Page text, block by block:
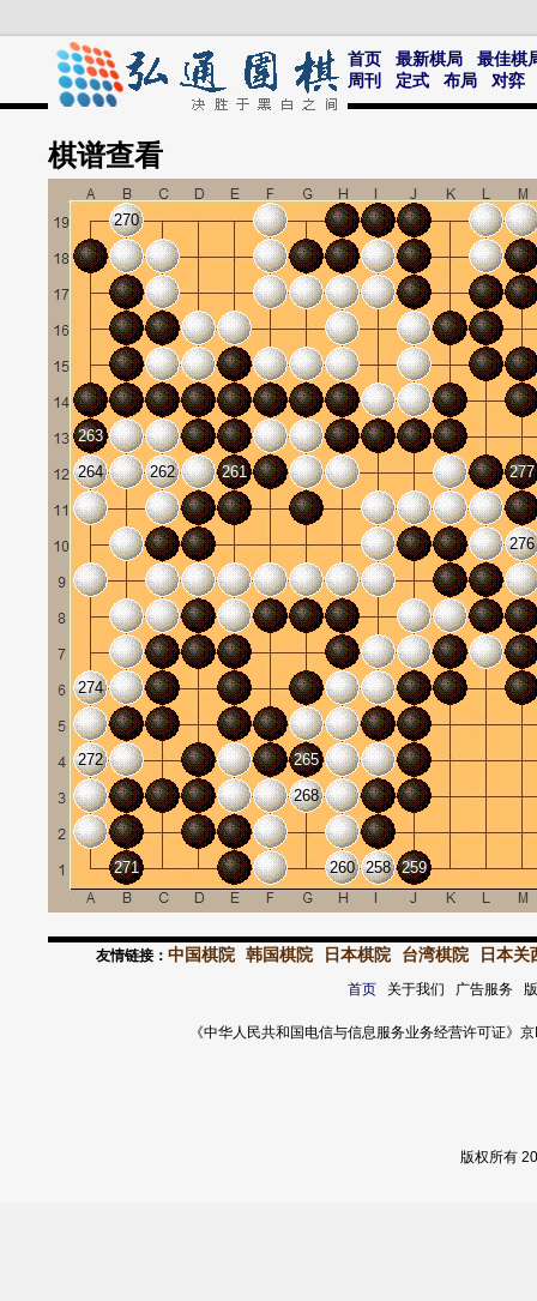
首页 最新棋局
最佳棋
周刊
定式 布局 对弈
棋谱查看
258 259
260
261
262
263
264
265
268
270
271
272
274
276
277
友情链接： 中国棋院 韩国棋院 日本棋院 台湾棋院 日本关
首页关于我们 广告服务
《中华人民共和国电信与信息服务业务经营许可证
版权所有